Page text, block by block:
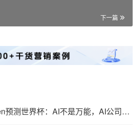
下一篇
Kimi赌上万亿Token预测世界杯：AI不是万能，AI公司也别装